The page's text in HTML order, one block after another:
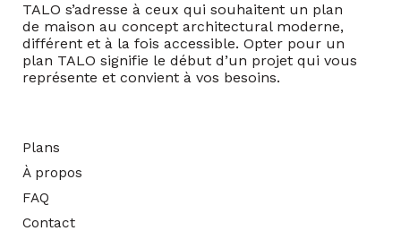
TALO s’adresse à ceux qui souhaitent un plan
de maison au concept architectural moderne,
différent et à la fois accessible. Opter pour un
plan TALO signifie le début d’un projet qui vous
représente et convient à vos besoins.
Plans
À propos
FAQ
Contact